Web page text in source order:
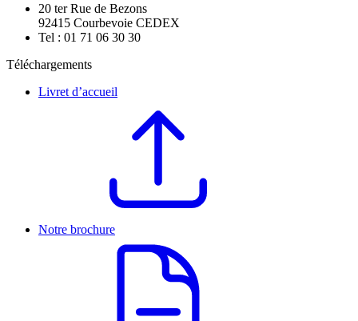
20 ter Rue de Bezons
92415 Courbevoie CEDEX
Tel : 01 71 06 30 30
Téléchargements
Livret d’accueil
Notre brochure